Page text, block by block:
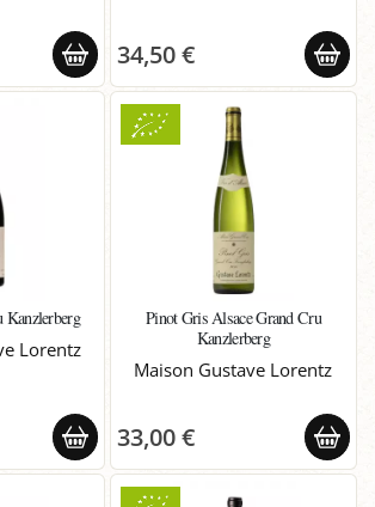
34,50 €
Lorentz
Pinot Gris Alsace Grand Cru
Kanzlerberg
Maison Gustave Lorentz
33,00 €